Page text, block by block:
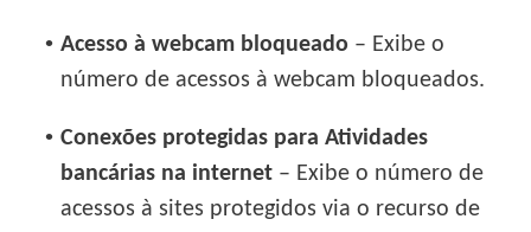
• Acesso à webcam bloqueado – Exibe o
número de acessos à webcam bloqueados.
• Conexões protegidas para Atividades
bancárias na internet – Exibe o número de
acessos à sites protegidos via o recurso de